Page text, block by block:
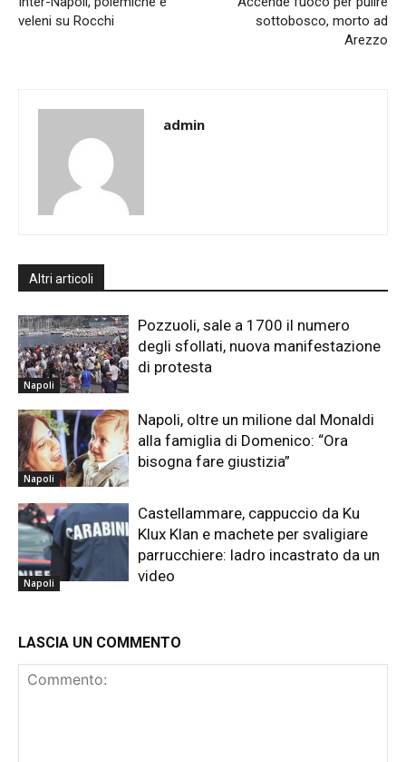
veleni su Rocchi
sottobosco, morto ad
Arezzo
admin
Altri articoli
Napoli
Pozzuoli, sale a 1700 il numero
degli sfollati, nuova manifestazione
di protesta
Napoli
Napoli, oltre un milione dal Monaldi
alla famiglia di Domenico: “Ora
bisogna fare giustizia”
Napoli
Castellammare, cappuccio da Ku
Klux Klan e machete per svaligiare
parrucchiere: ladro incastrato da un
video
LASCIA UN COMMENTO